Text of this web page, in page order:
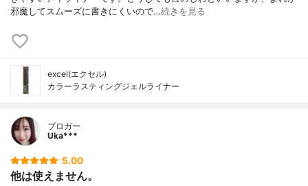
邪魔してスムーズに書きにくいので…続きを見る
excel(エクセル)
カラーラスティングジェルライナー
ブロガー
Uka***
5.00
他は使えません。